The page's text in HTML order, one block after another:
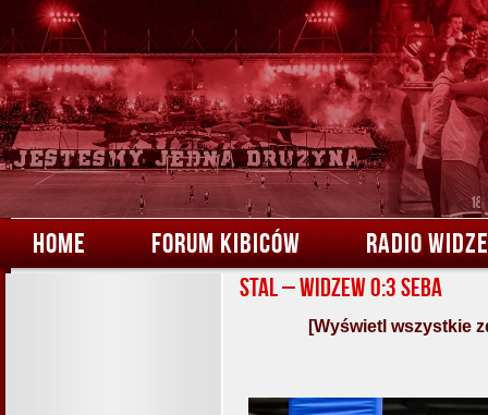
HOME FORUM KIBICÓW RADIO
Stal – Widzew 0:3 Seba
[Wyświetl wszystkie